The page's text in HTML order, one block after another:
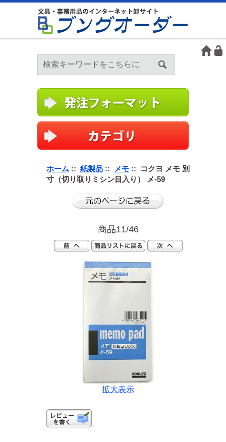
ホーム :: 紙製品:: メモ:: コクヨ メモ 別
寸（切り取りミシン目入り） メ-59
商品11/46
拡大表示